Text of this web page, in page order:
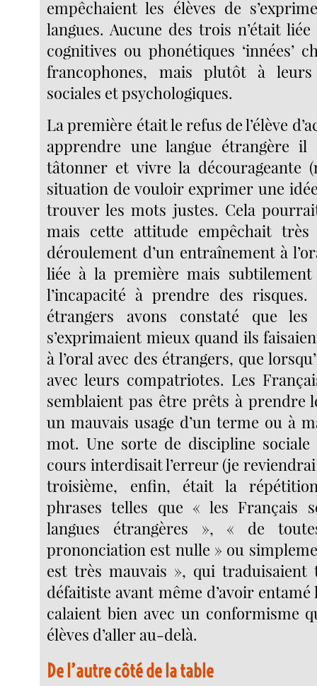
empêchaient les élèves de
langues. Aucune des trois n’était
cognitives ou phonétiques ‘innées’
francophones, mais plutôt à leurs
sociales et psychologiques.
La première était le refus de l’élève
apprendre une langue étrangère il
tâtonner et vivre la décourageante
situation de vouloir exprimer une
trouver les mots justes. Cela
mais cette attitude empêchait
déroulement d’un entraînement à
liée à la première mais
l’incapacité à prendre des risques.
étrangers avons constaté que les
s’exprimaient mieux quand ils
à l’oral avec des étrangers, que
avec leurs compatriotes. Les
semblaient pas être prêts à prendre
un mauvais usage d’un terme ou à
mot. Une sorte de discipline sociale
cours interdisait l’erreur (je
troisième, enfin, était la
phrases telles que « les Français
langues étrangères », « de
prononciation est nulle » ou
est très mauvais », qui
défaitiste avant même d’avoir
calaient bien avec un conformisme
élèves d’aller au-delà.
De l’autre côté de la table